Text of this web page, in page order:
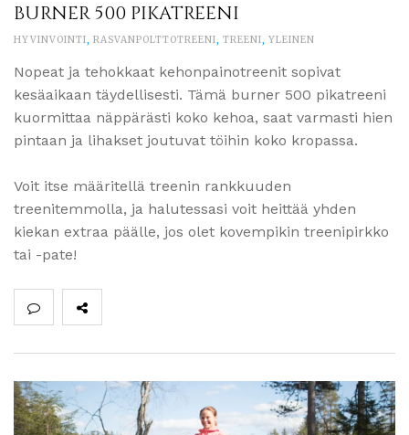
BURNER 500 PIKATREENI
HYVINVOINTI, RASVANPOLTTOTREENI, TREENI, YLEINEN
Nopeat ja tehokkaat kehonpainotreenit sopivat
kesäaikaan täydellisesti. Tämä burner 500 pikatreeni
kuormittaa näppärästi koko kehoa, saat varmasti hien
pintaan ja lihakset joutuvat töihin koko kropassa.
Voit itse määritellä treenin rankkuuden
treenitemmolla, ja halutessasi voit heittää yhden
kiekan extraa päälle, jos olet kovempikin treenipirkko
tai -pate!